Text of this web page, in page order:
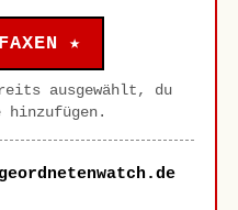
★
ausgewählt, du
hinzufügen.